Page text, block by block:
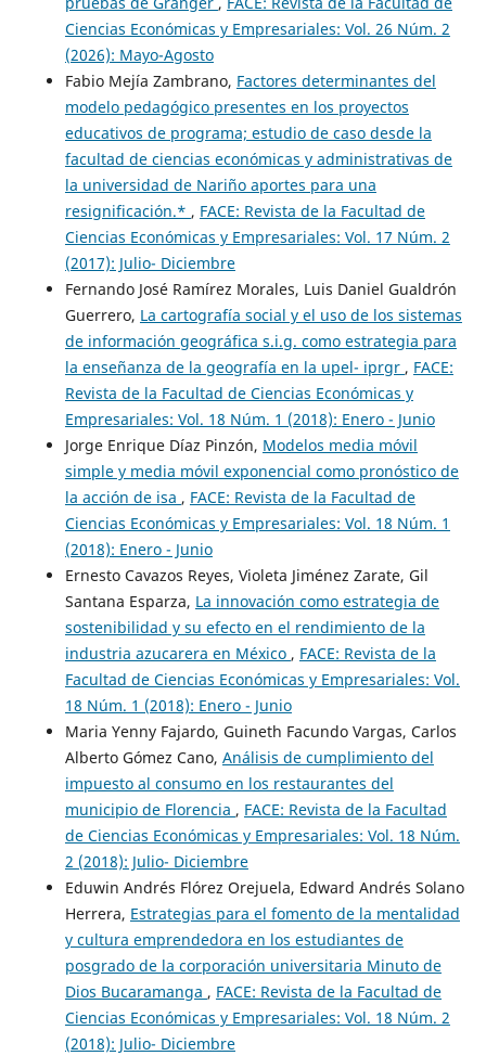
Ciencias Económicas y Empresariales: Vol. 26 Núm. 2
(2026): Mayo-Agosto
Fabio Mejía Zambrano, Factores determinantes del
modelo pedagógico presentes en los proyectos
educativos de programa; estudio de caso desde la
facultad de ciencias económicas y administrativas de
la universidad de Nariño aportes para una
resignificación.* , FACE: Revista de la Facultad de
Ciencias Económicas y Empresariales: Vol. 17 Núm. 2
(2017): Julio- Diciembre
Fernando José Ramírez Morales, Luis Daniel Gualdrón
Guerrero, La cartografía social y el uso de los sistemas
de información geográfica s.i.g. como estrategia para
la enseñanza de la geografía en la upel- iprgr , FACE:
Revista de la Facultad de Ciencias Económicas y
Empresariales: Vol. 18 Núm. 1 (2018): Enero - Junio
Jorge Enrique Díaz Pinzón, Modelos media móvil
simple y media móvil exponencial como pronóstico de
la acción de isa , FACE: Revista de la Facultad de
Ciencias Económicas y Empresariales: Vol. 18 Núm. 1
(2018): Enero - Junio
Ernesto Cavazos Reyes, Violeta Jiménez Zarate, Gil
Santana Esparza, La innovación como estrategia de
sostenibilidad y su efecto en el rendimiento de la
industria azucarera en México , FACE: Revista de la
Facultad de Ciencias Económicas y Empresariales: Vol.
18 Núm. 1 (2018): Enero - Junio
Maria Yenny Fajardo, Guineth Facundo Vargas, Carlos
Alberto Gómez Cano, Análisis de cumplimiento del
impuesto al consumo en los restaurantes del
municipio de Florencia , FACE: Revista de la Facultad
de Ciencias Económicas y Empresariales: Vol. 18 Núm.
2 (2018): Julio- Diciembre
Eduwin Andrés Flórez Orejuela, Edward Andrés Solano
Herrera, Estrategias para el fomento de la mentalidad
y cultura emprendedora en los estudiantes de
posgrado de la corporación universitaria Minuto de
Dios Bucaramanga , FACE: Revista de la Facultad de
Ciencias Económicas y Empresariales: Vol. 18 Núm. 2
(2018): Julio- Diciembre